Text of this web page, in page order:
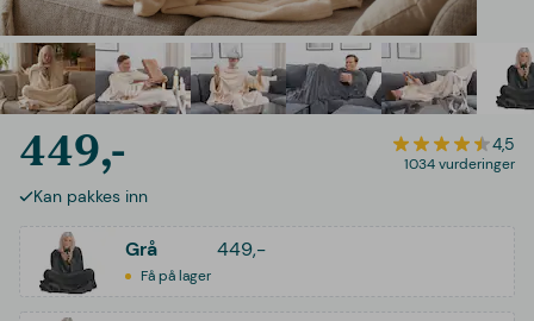
449,- 4,5
1034 vurderinger
Kan pakkes inn
Grå 449,-
Få på lager